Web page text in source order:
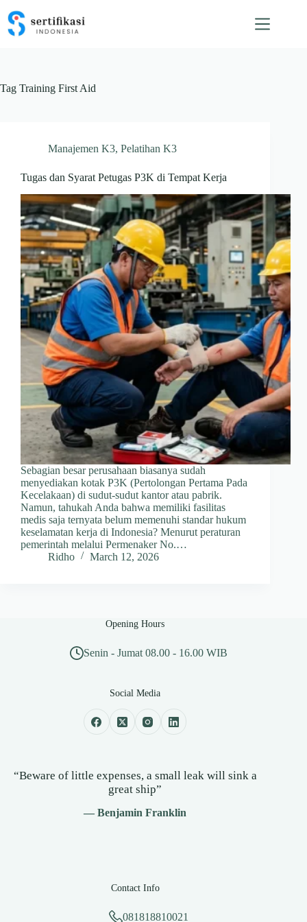
content
Tag Training First Aid
Manajemen K3, Pelatihan K3
Tugas dan Syarat Petugas P3K di Tempat Kerja
Sebagian besar perusahaan biasanya sudah
menyediakan kotak P3K (Pertolongan Pertama Pada
Kecelakaan) di sudut-sudut kantor atau pabrik.
Namun, tahukah Anda bahwa memiliki fasilitas
medis saja ternyata belum memenuhi standar hukum
keselamatan kerja di Indonesia? Menurut peraturan
pemerintah melalui Permenaker No.…
Ridho
March 12, 2026
Opening Hours
Senin - Jumat 08.00 - 16.00 WIB
Social Media
“Beware of little expenses, a small leak will sink a
great ship”
— Benjamin Franklin
Contact Info
081818810021